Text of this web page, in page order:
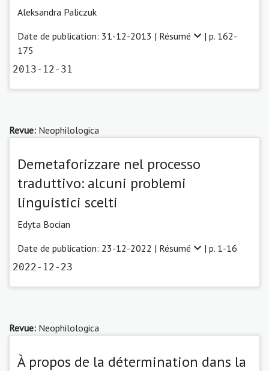
Aleksandra Paliczuk
Date de publication: 31-12-2013 | Résumé
| p. 162-
175
2013-12-31
Revue: Neophilologica
Demetaforizzare nel processo
traduttivo: alcuni problemi
linguistici scelti
Edyta Bocian
Date de publication: 23-12-2022 | Résumé | p. 1-16
2022-12-23
Revue: Neophilologica
À propos de la détermination dans la